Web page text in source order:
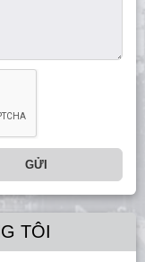
GỬI
TÔI